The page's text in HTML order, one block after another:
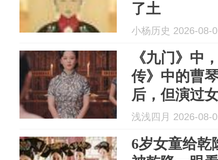
了土
小杨历史 2026-08-
《九门》中
传》中的曹
后，但演过
浅浅四月 2026-08-
6岁女童给乾